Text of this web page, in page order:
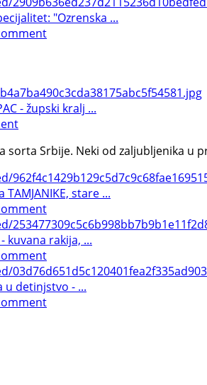
"Ozrenska ...
- župski kralj ...
Srbije. Neki od zaljubljenika u
stare ...
kuvana rakija, ...
u detinjstvo - ...